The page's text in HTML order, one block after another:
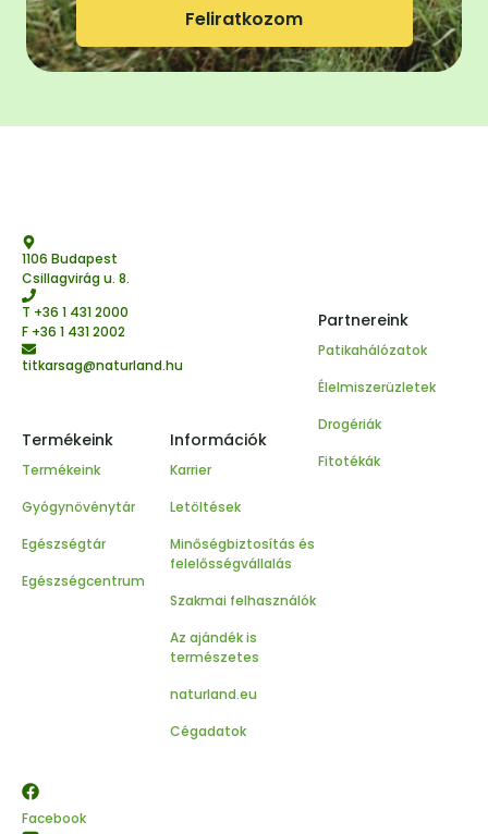
Feliratkozom
1106 Budapest
Csillagvirág u. 8.
T +36 1 431 2000
F +36 1 431 2002
titkarsag@naturland.hu
Facebook
Termékeink
Termékeink
Gyógynövénytár
Egészségtár
Egészségcentrum
Információk
Karrier
Letöltések
Minőségbiztosítás és
felelősségvállalás
Szakmai felhasználók
Az ajándék is
természetes
naturland.eu
Cégadatok
Partnereink
Patikahálózatok
Élelmiszerüzletek
Drogériák
Fitotékák